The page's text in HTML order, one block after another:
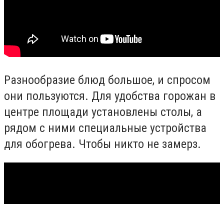
Разнообразие блюд большое, и спросом
они пользуются. Для удобства горожан в
центре площади установлены столы, а
рядом с ними специальные устройства
для обогрева. Чтобы никто не замерз.